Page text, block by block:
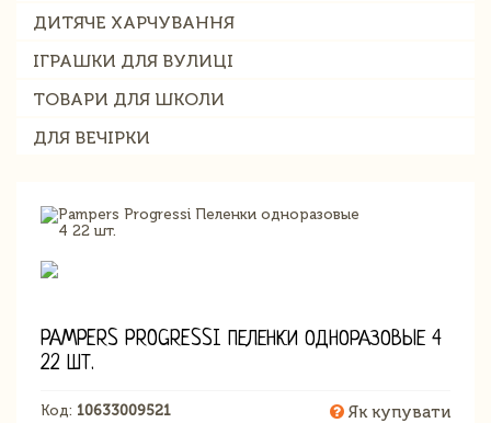
ДИТЯЧЕ ХАРЧУВАННЯ
ІГРАШКИ ДЛЯ ВУЛИЦІ
ТОВАРИ ДЛЯ ШКОЛИ
ДЛЯ ВЕЧІРКИ
PAMPERS PROGRESSI ПЕЛЕНКИ ОДНОРАЗОВЫЕ 4
22 ШТ.
Код: 10633009521 Як купувати